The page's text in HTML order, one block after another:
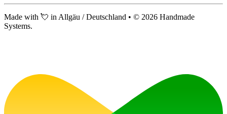
Made with 💘 in Allgäu / Deutschland • © 2026 Handmade
Systems.